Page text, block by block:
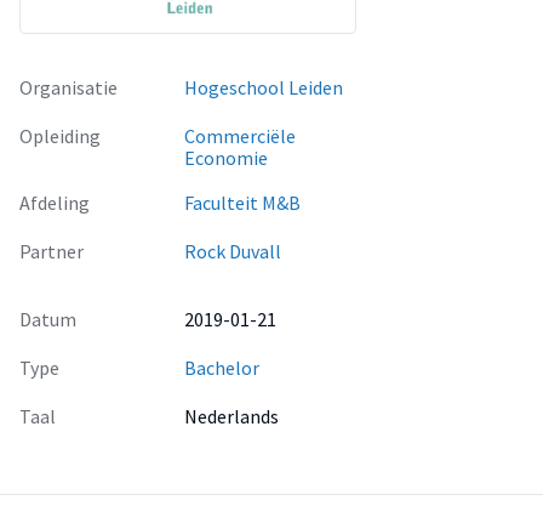
Organisatie
Hogeschool Leiden
Opleiding
Commerciële
Economie
Afdeling
Faculteit M&B
Partner
Rock Duvall
Datum
2019-01-21
Type
Bachelor
Taal
Nederlands